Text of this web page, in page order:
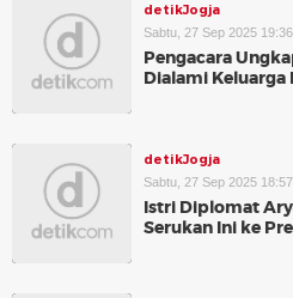
detikJogja
Sabtu, 27 Sep 2025
Pengacara
Dialami
detikJogja
Sabtu, 27 Sep 2025
Istri Diplomat
Serukan Ini ke